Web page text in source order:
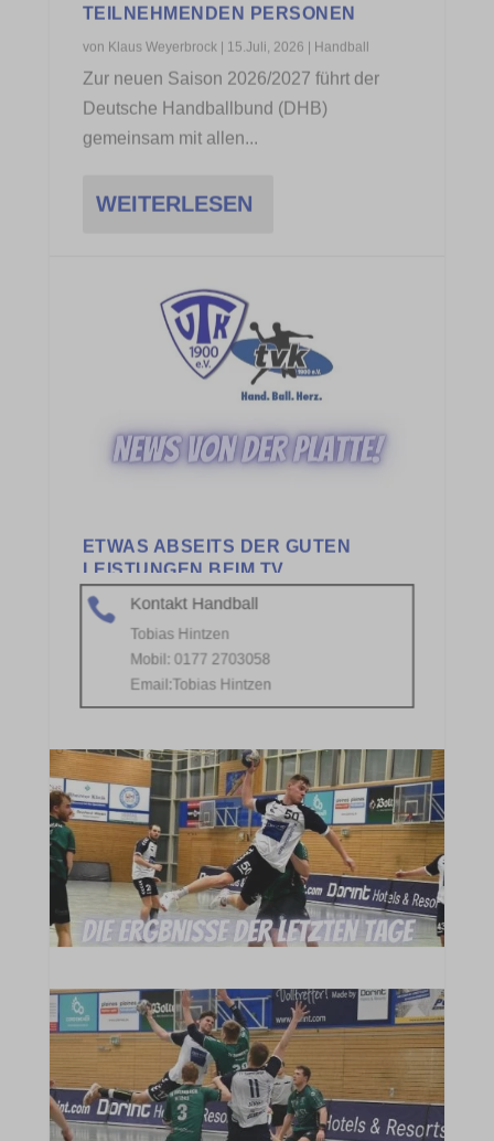
von Klaus Weyerbrock|14.Juli, 2026
Sommerferien! Letzte Woche standen
unsere D1-Jungs der JSG...
WEITERLESEN
1 2 3 ... 339
 Kontakt Handball
Tobias Hintzen
Mobil: 0177 2703058
Email:Tobias Hintzen